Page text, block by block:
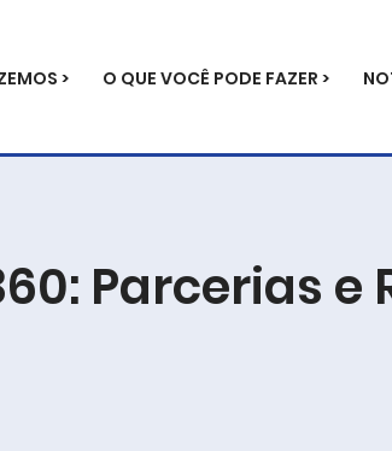
> O QUE VOCÊ PODE FAZER >
Parcerias e